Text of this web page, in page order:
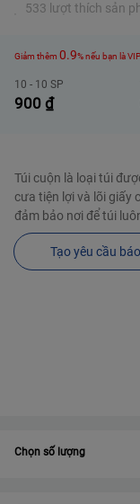
533 lượt thích sản
Giảm thêm 0.9% nếu bạn là VIP
900 ₫
10 - 10 SP
Túi cuộn là loại túi
cưa tiện lợi và lõi giấy
đảm bảo nơi để túi
Tạo yêu cầu
Chọn số lượng